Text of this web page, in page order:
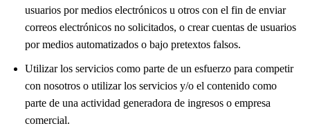
usuarios por medios electrónicos u otros con el fin de enviar
correos electrónicos no solicitados, o crear cuentas de usuarios
por medios automatizados o bajo pretextos falsos.
Utilizar los servicios como parte de un esfuerzo para competir
con nosotros o utilizar los servicios y/o el contenido como
parte de una actividad generadora de ingresos o empresa
comercial.